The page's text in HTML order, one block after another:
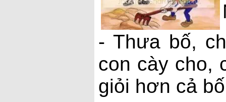
- Thưa bố,
con cày cho,
giỏi hơn cả